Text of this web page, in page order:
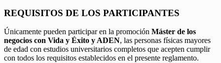
REQUISITOS DE LOS PARTICIPANTES
Únicamente pueden participar en la promoción Máster de los
negocios con Vida y Éxito y ADEN, las personas físicas mayores
de edad con estudios universitarios completos que acepten cumplir
con todos los requisitos establecidos en el presente reglamento.